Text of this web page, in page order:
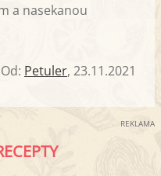
a nasekanou
Od: Petuler, 23.11.2021
REKLAMA